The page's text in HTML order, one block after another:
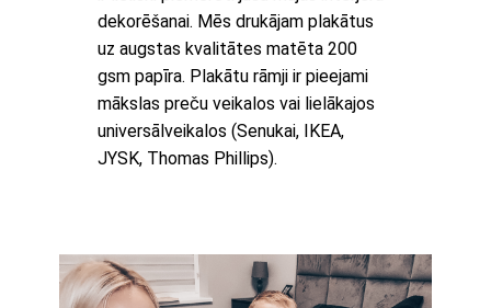
dekorēšanai. Mēs drukājam plakātus
uz augstas kvalitātes matēta 200
gsm papīra. Plakātu rāmji ir pieejami
mākslas preču veikalos vai lielākajos
universālveikalos (Senukai, IKEA,
JYSK, Thomas Phillips).